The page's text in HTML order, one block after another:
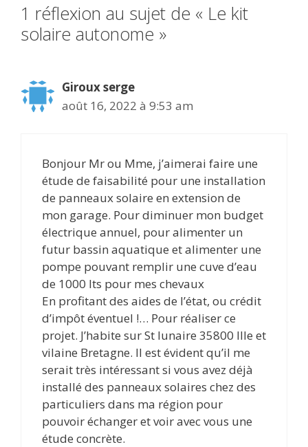
1 réflexion au sujet de « Le kit
solaire autonome »
Giroux serge
août 16, 2022 à 9:53 am
Bonjour Mr ou Mme, j’aimerai faire une
étude de faisabilité pour une installation
de panneaux solaire en extension de
mon garage. Pour diminuer mon budget
électrique annuel, pour alimenter un
futur bassin aquatique et alimenter une
pompe pouvant remplir une cuve d’eau
de 1000 lts pour mes chevaux
En profitant des aides de l’état, ou crédit
d’impôt éventuel !… Pour réaliser ce
projet. J’habite sur St lunaire 35800 Ille et
vilaine Bretagne. Il est évident qu’il me
serait très intéressant si vous avez déjà
installé des panneaux solaires chez des
particuliers dans ma région pour
pouvoir échanger et voir avec vous une
étude concrète.